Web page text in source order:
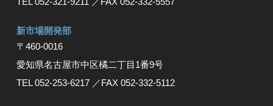
新市場開発部
〒460-0016
愛知県名古屋市中区橘二丁目1番9号
TEL 052-253-6217 ／FAX 052-332-5112